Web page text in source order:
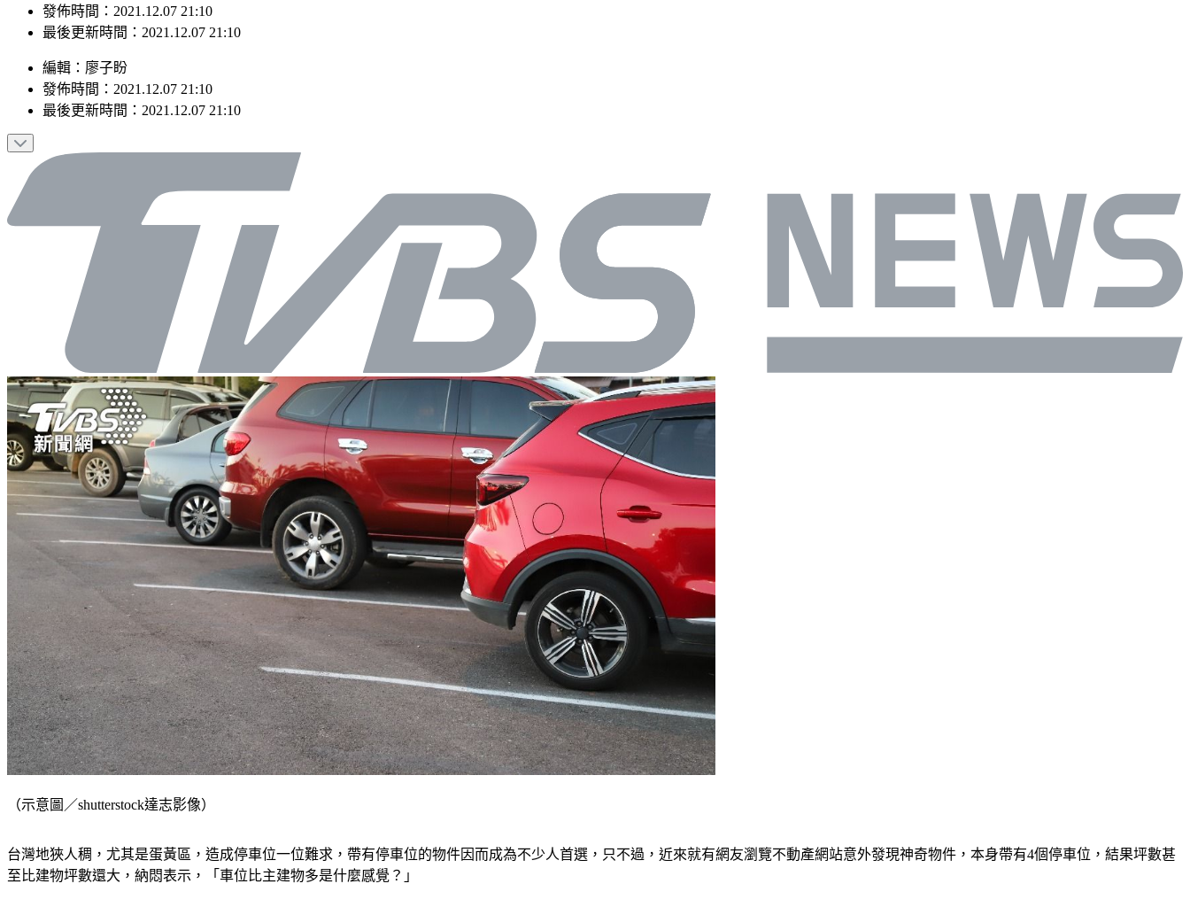
發佈時間：2021.12.07 21:10
最後更新時間：2021.12.07 21:10
編輯 ： 廖子盼
發佈時間： 2021.12.07 21:10
最後更新時間： 2021.12.07 21:10
（示意圖／shutterstock達志影像）
台灣地狹人稠，尤其是蛋黃區，造成停車位一位難求，帶有停車位的物件因而成為不少人首選，只不過，近來就有網友瀏覽不動產網站意外發現神奇物件，本身帶有4個停車位，結果坪數甚
至比建物坪數還大，納悶表示，「車位比主建物多是什麼感覺？」